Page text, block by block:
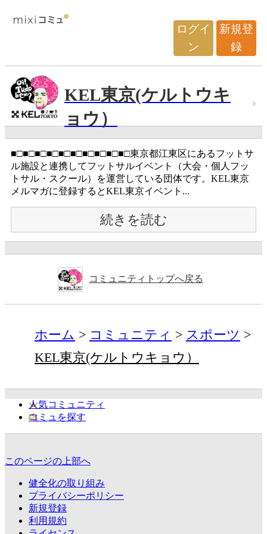
ログイ
ン
新規登
録
KEL東京(ケルトウキ
ョウ）
■□■□■□■□■□■□■□■□■□■□東京都江東区にあるフットサ
ル施設と連携してフットサルイベント（大会・個人フッ
トサル・スクール）を運営している団体です。KEL東京
メルマガに登録するとKEL東京イベント...
続きを読む
コミュニティトップへ戻る
ホーム コミュニティ
スポーツ
KEL東京(ケルトウキョウ）
人気コミュニティ
コミュを探す
このページの上部へ
健全化の取り組み
プライバシーポリシー
新規登録
利用規約